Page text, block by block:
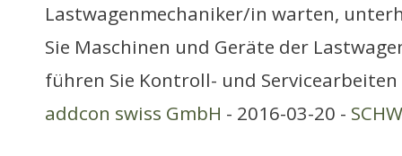
Lastwagenmechaniker/in warten,
Sie Maschinen und Geräte der
führen Sie Kontroll- und Servicearbeiten
addcon swiss GmbH - 2016-03-20 -